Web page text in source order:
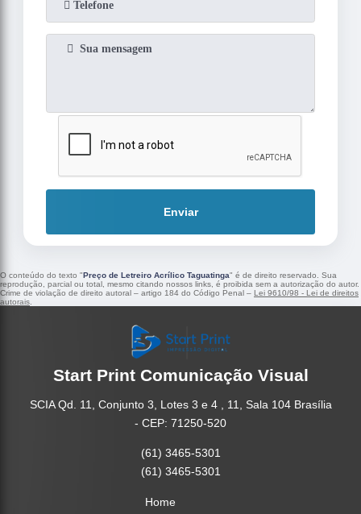
Enviar
O conteúdo do texto "Preço de Letreiro Acrílico Taguatinga" é de direito reservado. Sua
reprodução, parcial ou total, mesmo citando nossos links, é proibida sem a autorização do autor.
Crime de violação de direito autoral – artigo 184 do Código Penal – Lei 9610/98 - Lei de direitos
autorais
Start Print Comunicação Visual
SCIA Qd. 11, Conjunto 3, Lotes 3 e 4 , 11, Sala 104 Brasília
- CEP: 71250-520
(61) 3465-5301
(61) 3465-5301
Home